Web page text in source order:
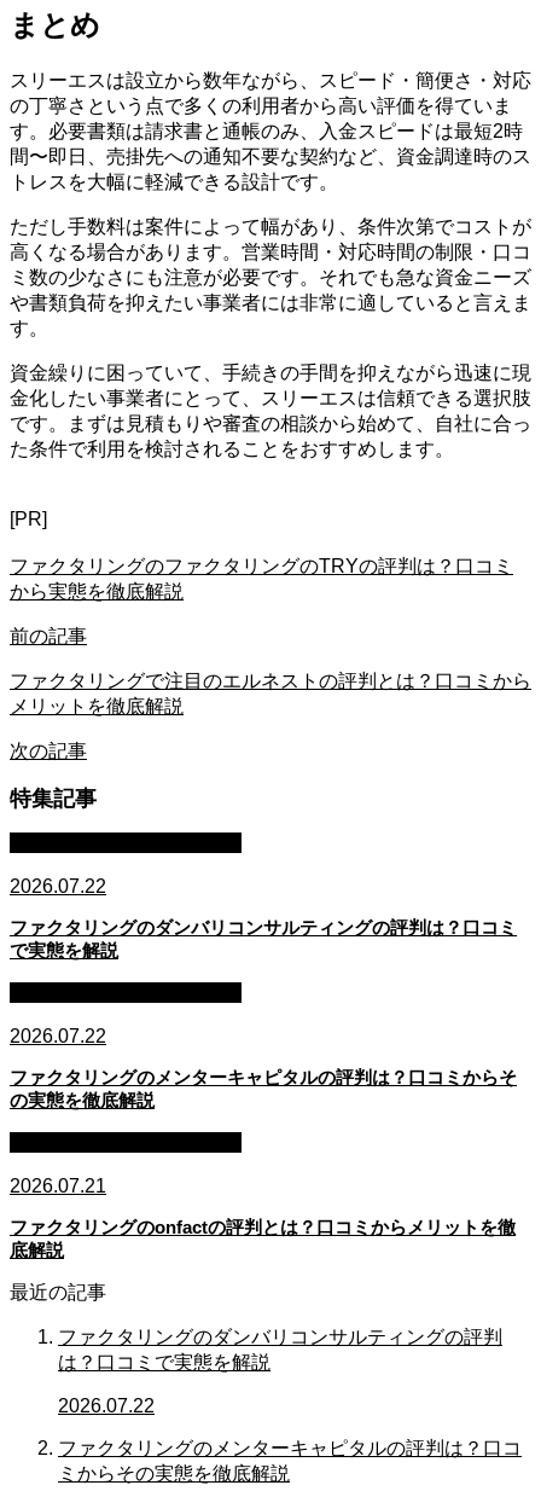
まとめ
スリーエスは設立から数年ながら、スピード・簡便さ・対応
の丁寧さという点で多くの利用者から高い評価を得ていま
す。必要書類は請求書と通帳のみ、入金スピードは最短2時
間〜即日、売掛先への通知不要な契約など、資金調達時のス
トレスを大幅に軽減できる設計です。
ただし手数料は案件によって幅があり、条件次第でコストが
高くなる場合があります。営業時間・対応時間の制限・口コ
ミ数の少なさにも注意が必要です。それでも急な資金ニーズ
や書類負荷を抑えたい事業者には非常に適していると言えま
す。
資金繰りに困っていて、手続きの手間を抑えながら迅速に現
金化したい事業者にとって、スリーエスは信頼できる選択肢
です。まずは見積もりや審査の相談から始めて、自社に合っ
た条件で利用を検討されることをおすすめします。
[PR]
ファクタリングのファクタリングのTRYの評判は？口コミ
から実態を徹底解説
前の記事
ファクタリングで注目のエルネストの評判とは？口コミから
メリットを徹底解説
次の記事
特集記事
2026.07.22
ファクタリングのダンバリコンサルティングの評判は？口コミ
で実態を解説
2026.07.22
ファクタリングのメンターキャピタルの評判は？口コミからそ
の実態を徹底解説
2026.07.21
ファクタリングのonfactの評判とは？口コミからメリットを徹
底解説
最近の記事
ファクタリングのダンバリコンサルティングの評判
は？口コミで実態を解説
2026.07.22
ファクタリングのメンターキャピタルの評判は？口コ
ミからその実態を徹底解説